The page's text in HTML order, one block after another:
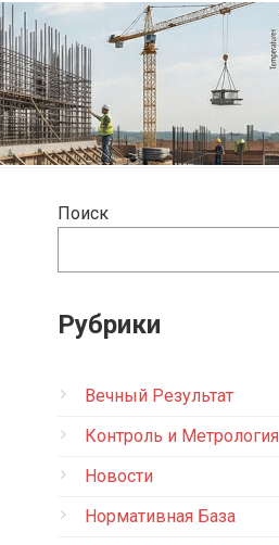
Поиск
Рубрики
Вечный Результат
Контроль и Метрология
Новости
Нормативная База